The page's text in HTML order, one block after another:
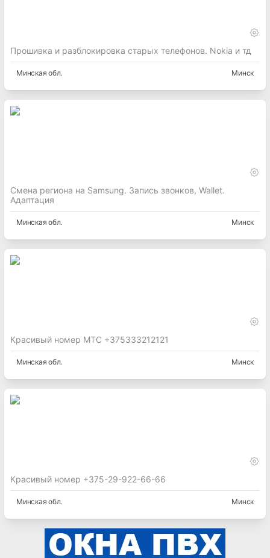
Прошивка и разблокировка старых телефонов. Nokia и тд
Минская обл. Минск
Смена региона на Samsung. Запись звонков, Wallet.
Адаптация
Минская обл. Минск
Красивый номер МТС +375333212121
Минская обл. Минск
Красивый номер +375-29-922-66-66
Минская обл. Минск